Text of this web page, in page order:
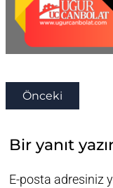
Önceki
Bir yanıt
E-posta adresiniz